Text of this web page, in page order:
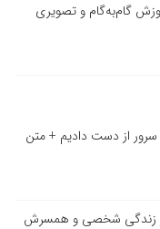
گام‌به‌گام و تصویری
از دست دادیم + متن
از زندگی شخصی و همسرش